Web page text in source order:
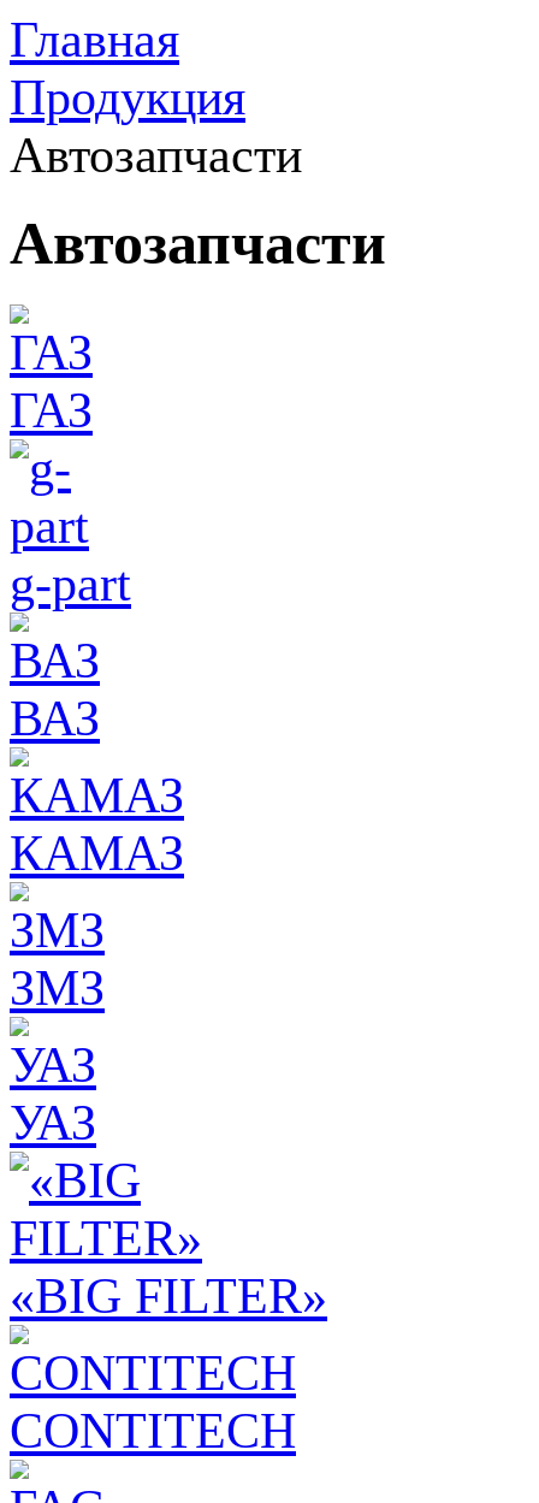
Главная
Продукция
Автозапчасти
Автозапчасти
ГАЗ
g-part
ВАЗ
КАМАЗ
ЗМЗ
УАЗ
«BIG FILTER»
CONTITECH